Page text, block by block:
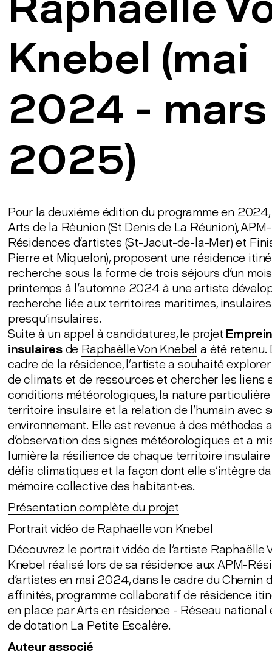
Knebel (mai
2024 - mars
2025)
Pour la deuxième édition du programme en
Arts de la Réunion (St Denis de La Réunion), APM-
Résidences d'artistes (St-Jacut-de-la-Mer) et
Pierre et Miquelon), proposent une résidence
recherche sous la forme de trois séjours d'un
printemps à l'automne 2024 à une artiste
recherche liée aux territoires maritimes,
presqu'insulaires.
Suite à un appel à candidatures, le projet
insulairesde Raphaëlle Von Knebel a été retenu.
cadre de la résidence, l’artiste a souhaité
de climats et de ressources et chercher les liens
conditions météorologiques, la nature
territoire insulaire et la relation de l'humain avec
environnement. Elle est revenue à des méthodes
d’observation des signes météorologiques et a
lumière la résilience de chaque territoire
défis climatiques et la façon dont elle s’intègre
mémoire collective des habitant·es.
Présentation complète du projet
Portrait vidéo de Raphaëlle von Knebel
Découvrez le portrait vidéo de l'artiste Raphaëlle
Knebel réalisé lors de sa résidence aux APM-
d'artistes en mai 2024, dans le cadre du Chemin
affinités, programme collaboratif de résidence
en place par Arts en résidence - Réseau national
de dotation La Petite Escalère.
Auteur associé